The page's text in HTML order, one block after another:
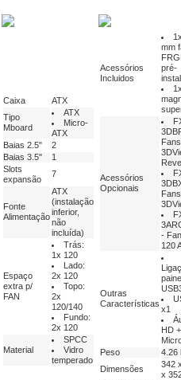
Caixa
ATX
Tipo
Mboard
ATX
Micro-
ATX
Baias 2.5"
2
Baias 3.5"
1
Slots
expansão
7
Fonte
Alimentação
ATX
(instalação
inferior,
não
incluída)
Espaço
extra p/
FAN
Trás:
1x 120
Lado:
2x 120
Topo:
2x
120/140
Fundo:
2x 120
Material
SPCC
Vidro
temperado
Acessórios
Incluidos
mm
pré-
Acessórios
Opcionais
Fans
Fans
-
120
Outras
Características
x1
HD +
Peso
4.26
Dimensões
342
x